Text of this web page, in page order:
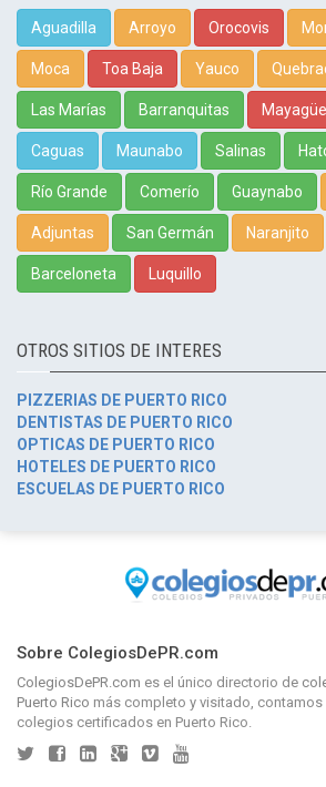
Aguadilla Arroyo Orocovis
Moca Toa Baja Yauco
Las Marías Barranquitas
Caguas Maunabo Salinas
Río Grande Comerío Guaynabo
Adjuntas San Germán Naranjito
Barceloneta Luquillo
OTROS SITIOS DE INTERES
PIZZERIAS DE PUERTO RICO
DENTISTAS DE PUERTO RICO
OPTICAS DE PUERTO RICO
HOTELES DE PUERTO RICO
ESCUELAS DE PUERTO RICO
Sobre ColegiosDePR.com
ColegiosDePR.com es el único directorio de
Puerto Rico más completo y visitado, contamos
colegios certificados en Puerto Rico.